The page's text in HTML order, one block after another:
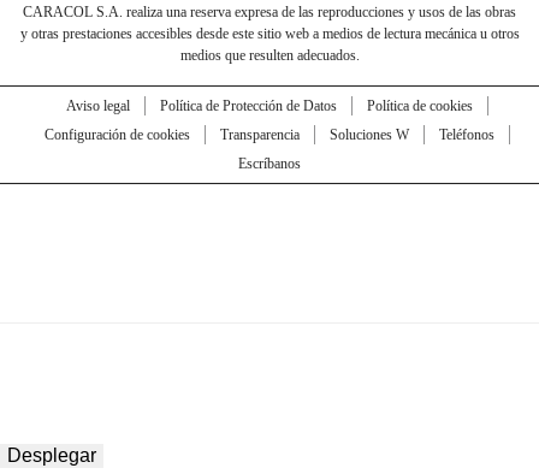
CARACOL S.A. realiza una reserva expresa de las reproducciones y usos de las obras
y otras prestaciones accesibles desde este sitio web a medios de lectura mecánica u otros
medios que resulten adecuados.
Aviso legal Política de Protección de Datos
Política de cookies
Configuración de cookies
Transparencia Soluciones W
Teléfonos
Escríbanos
Desplegar